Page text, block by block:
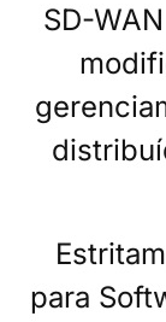
SD-
para